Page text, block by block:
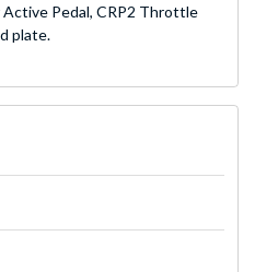
Pedal, CRP2 Throttle
plate.